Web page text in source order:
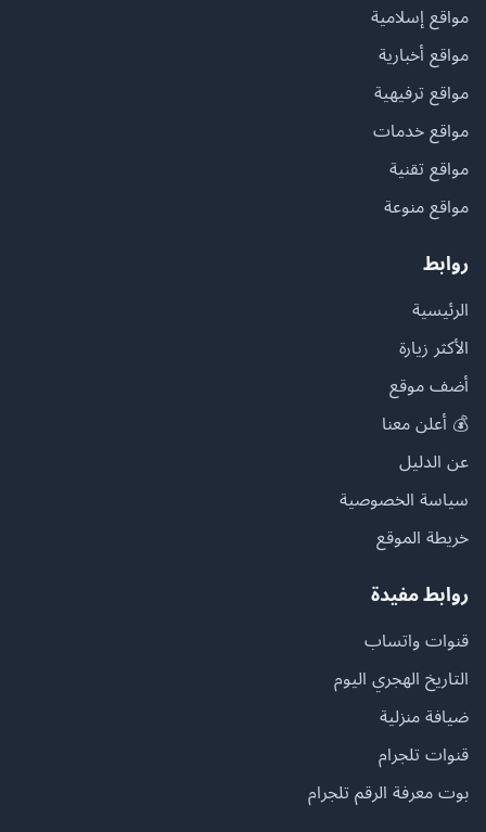
مواقع إسلامية
مواقع أخبارية
مواقع ترفيهية
مواقع خدمات
مواقع تقنية
مواقع منوعة
روابط
الرئيسية
الأكثر زيارة
أضف موقع
💰 أعلن معنا
عن الدليل
سياسة الخصوصية
خريطة الموقع
روابط مفيدة
قنوات واتساب
التاريخ الهجري اليوم
ضيافة منزلية
قنوات تلجرام
بوت معرفة الرقم تلجرام